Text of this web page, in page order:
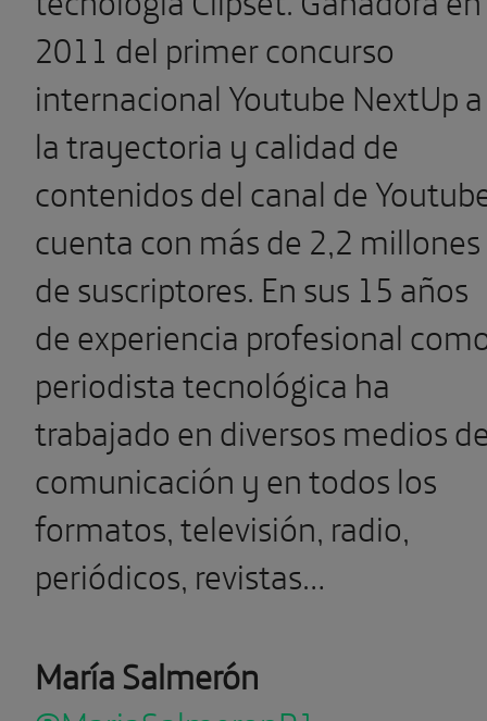
2011 del primer concurso
internacional Youtube NextUp a
la trayectoria y calidad de
contenidos del canal de
cuenta con más de 2,2 millones
de suscriptores. En sus 15 años
de experiencia profesional
periodista tecnológica ha
trabajado en diversos medios
comunicación y en todos los
formatos, televisión, radio,
periódicos, revistas…
María Salmerón